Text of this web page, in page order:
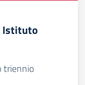
Istituto
triennio